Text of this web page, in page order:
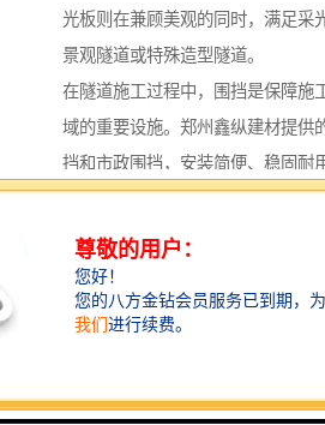
光板则在兼顾美观的同时，满足采
景观隧道或特殊造型隧道。
在隧道施工过程中，围挡是保障施
域的重要设施。郑州鑫纵建材提供
挡和市政围挡，安装简便、稳固耐
工区域与通行区域，减少施工对周
是隧道洞口临时围挡，还是隧道内
离，公司都能根据实际需求提供合
C型钢和Z型钢檩条是轻钢结构建
支撑骨架。郑州鑫纵建材生产的檩